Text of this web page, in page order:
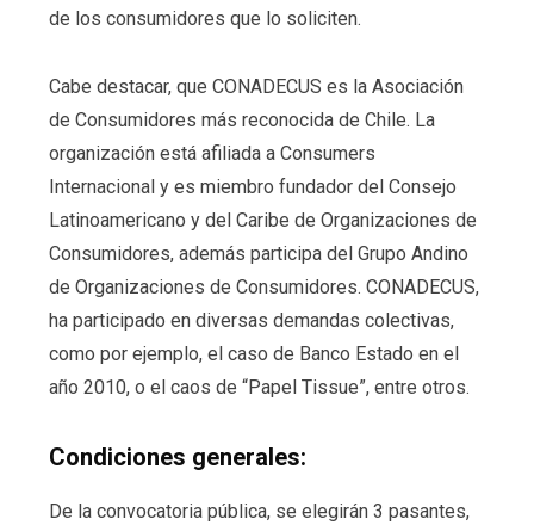
de los consumidores que lo soliciten.
Cabe destacar, que CONADECUS es la Asociación
de Consumidores más reconocida de Chile. La
organización está afiliada a Consumers
Internacional y es miembro fundador del Consejo
Latinoamericano y del Caribe de Organizaciones de
Consumidores, además participa del Grupo Andino
de Organizaciones de Consumidores. CONADECUS,
ha participado en diversas demandas colectivas,
como por ejemplo, el caso de Banco Estado en el
año 2010, o el caos de “Papel Tissue”, entre otros.
Condiciones generales:
De la convocatoria pública, se elegirán 3 pasantes,